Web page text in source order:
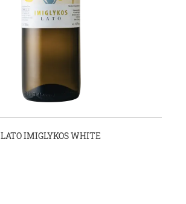
LATO IMIGLYKOS WHITE